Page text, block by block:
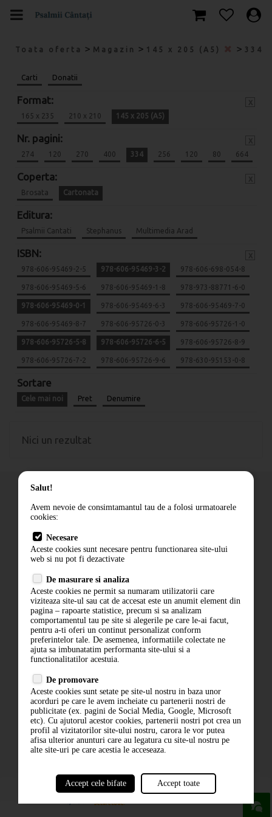
Toata oferta > Magazin > 145 x 205 (A5) > 334
Carti Donatii
Format:
165 x 235 210 x 210 145 x 205 (A5)
Nr. pagini:
274 120 270 400 334 256 120 80 664
Coperta:
Brosata Cartonata
Editura:
Psalmii Cantati Stephanus Multimedia Arad
ISBN:
978-606-95469-2-5 978-606-95469-3-2 978-606-698-054-8
978-606-95469-5-6 978-606-95469-1-8 978-973-88771-6-0
978-606-95469-0-1 978-606-95469-6-3 978-606-95469-7-0
978-606-95469-8-7 978-606-95726-0-3 978-606-95726-1-0
978-606-95726-5-8 978-606-95726-6-5 978-606-95726-8-9
978-606-95726-7-2 978-606-95726-9-6 978-630-95153-0-8
Sortare
Cele mai noi Pret Denumire
Nici un rezultat
Cum comand
Livrare
Contact
Politica de confidentialitate
ANPC
ABONARE LA NEWSLETTER
ABONARE
Salut!
Avem nevoie de consimtamantul tau de a folosi urmatoarele
cookies:
Necesare
Aceste cookies sunt necesare pentru functionarea site-ului
web si nu pot fi dezactivate
De masurare si analiza
Aceste cookies ne permit sa numaram utilizatorii care
viziteaza site-ul sau cat de accesat este un anumit element din
pagina – rapoarte statistice, precum si sa analizam
comportamentul tau pe site si alegerile pe care le-ai facut,
pentru a-ti oferi un continut personalizat conform
preferintelor tale. De asemenea, informatiile colectate ne
ajuta sa imbunatatim performanta site-ului si a
functionalitatilor acestuia.
De promovare
Aceste cookies sunt setate pe site-ul nostru in baza unor
acorduri pe care le avem incheiate cu partenerii nostri de
publicitate (ex. pagini de Social Media, Google, Microsoft
etc). Cu ajutorul acestor cookies, partenerii nostri pot crea un
profil al vizitatorilor site-ului nostru, carora le vor putea
afisa ulterior anunturi care au legatura cu site-ul nostru pe
alte site-uri pe care acestia le acceseaza.
Accept cele bifate Accept toate